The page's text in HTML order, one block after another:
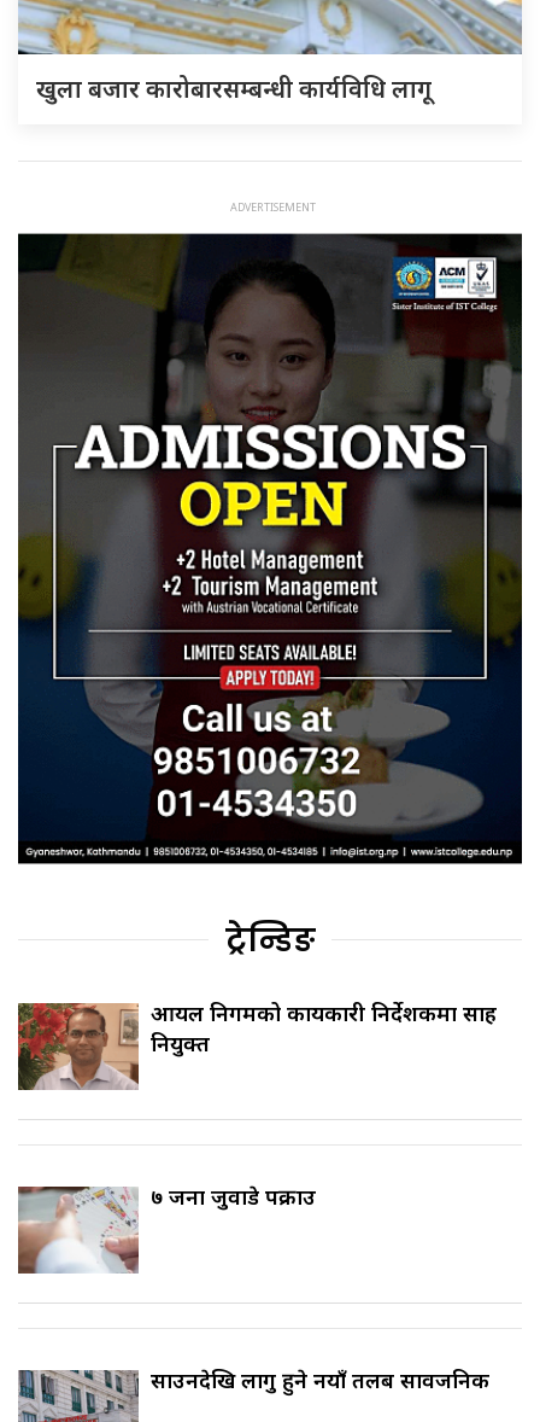
खुला बजार कारोबारसम्बन्धी कार्यविधि लागू
ट्रेन्डिङ
आयल निगमको कार्यकारी निर्देशकमा साह
नियुक्त
७ जना जुवाडे पक्राउ
साउनदेखि लागु हुने नयाँ तलब सार्वजनिक